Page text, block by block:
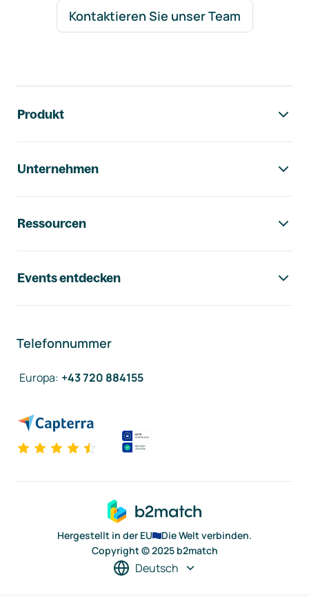
Kontaktieren Sie unser Team
Produkt
Unternehmen
Ressourcen
Events entdecken
Telefonnummer
Europa: +43 720 884155
Hergestellt in der EU
Die Welt verbinden.
Copyright © 2025 b2match
Deutsch